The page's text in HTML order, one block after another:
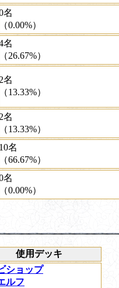
名
（0.00%）
名
（26.67%）
2名
（13.33%）
2名
（13.33%）
10名
（66.67%）
名
（0.00%）
使用デッキ
ショップ
ルフ